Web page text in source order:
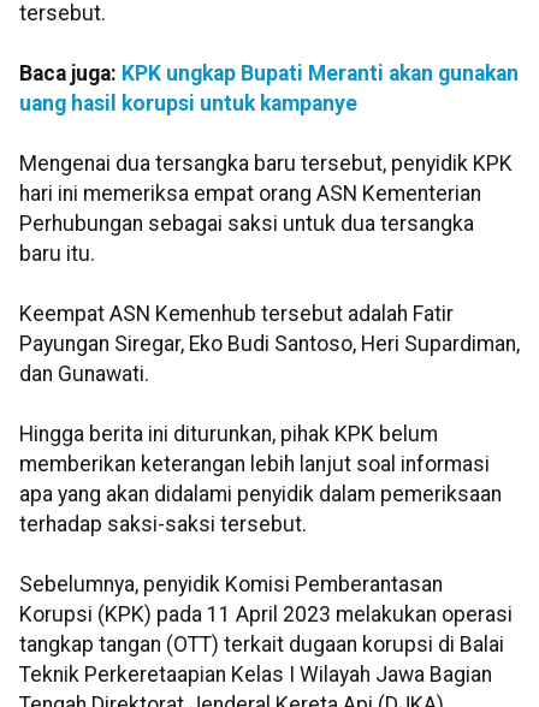
tersebut.
Baca juga: KPK ungkap Bupati Meranti akan gunakan
uang hasil korupsi untuk kampanye
Mengenai dua tersangka baru tersebut, penyidik KPK
hari ini memeriksa empat orang ASN Kementerian
Perhubungan sebagai saksi untuk dua tersangka
baru itu.
Keempat ASN Kemenhub tersebut adalah Fatir
Payungan Siregar, Eko Budi Santoso, Heri Supardiman,
dan Gunawati.
Hingga berita ini diturunkan, pihak KPK belum
memberikan keterangan lebih lanjut soal informasi
apa yang akan didalami penyidik dalam pemeriksaan
terhadap saksi-saksi tersebut.
Sebelumnya, penyidik Komisi Pemberantasan
Korupsi (KPK) pada 11 April 2023 melakukan operasi
tangkap tangan (OTT) terkait dugaan korupsi di Balai
Teknik Perkeretaapian Kelas I Wilayah Jawa Bagian